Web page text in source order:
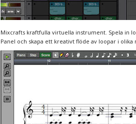
Mixcrafts kraftfulla virtuella instrument. Spela in
Panel och skapa ett kreativt flöde av loopar i olika